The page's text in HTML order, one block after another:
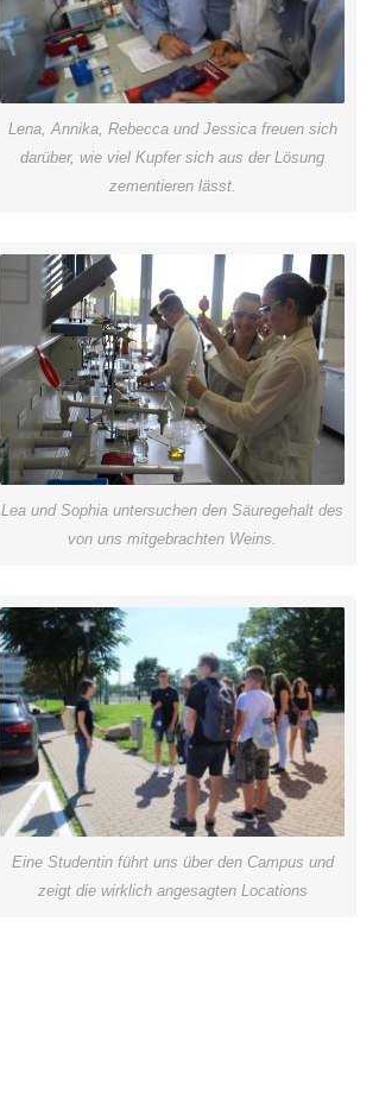
Lena, Annika, Rebecca und Jessica freuen sich
darüber, wie viel Kupfer sich aus der Lösung
zementieren lässt.
Lea und Sophia untersuchen den Säuregehalt des
von uns mitgebrachten Weins.
Eine Studentin führt uns über den Campus und
zeigt die wirklich angesagten Locations